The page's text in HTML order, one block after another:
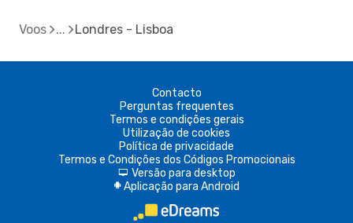
Voos Londres - Lisboa
Contacto
Perguntas frequentes
Termos e condições gerais
Utilização de cookies
Política de privacidade
Termos e Condições dos Códigos Promocionais
d Versão para desktop
A Aplicação para Android